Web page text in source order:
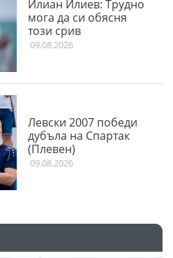
Илиан Илиев: Трудно
мога да си обясня
този срив
09.08.2026
Левски 2007 победи
дубъла на Спартак
(Плевен)
09.08.2026